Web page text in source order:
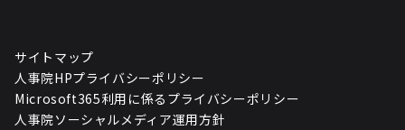
サイトマップ
人事院HPプライバシーポリシー
Microsoft365利用に係るプライバシーポリシー
人事院ソーシャルメディア運用方針